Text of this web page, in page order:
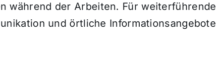
während der Arbeiten. Für weiterführende
und örtliche Informationsangebote